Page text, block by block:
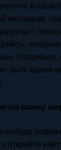
механизм,
с
которые
Например,
быть вдвое
по всему
нибудь
откройте